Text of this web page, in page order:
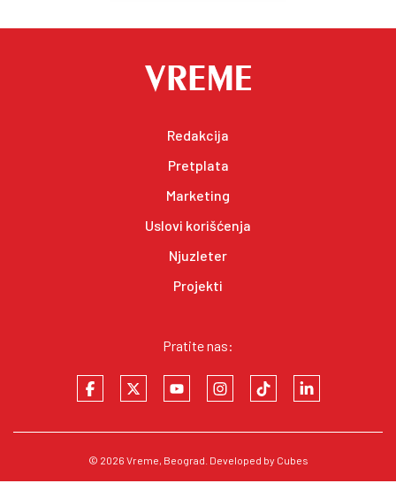
Redakcija
Pretplata
Marketing
Uslovi korišćenja
Njuzleter
Projekti
Pratite nas:
© 2026 Vreme, Beograd. Developed by Cubes